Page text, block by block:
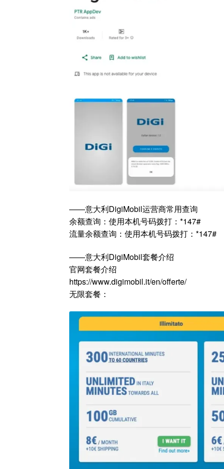
——意大利DigiMobil运营商常用查询
余额查询：使用本机号码拨打：*147#
流量余额查询：使用本机号码拨打：*147#
——意大利DigiMobil套餐介绍
官网套餐介绍
https://www.digimobil.it/en/offerte/
无限套餐：